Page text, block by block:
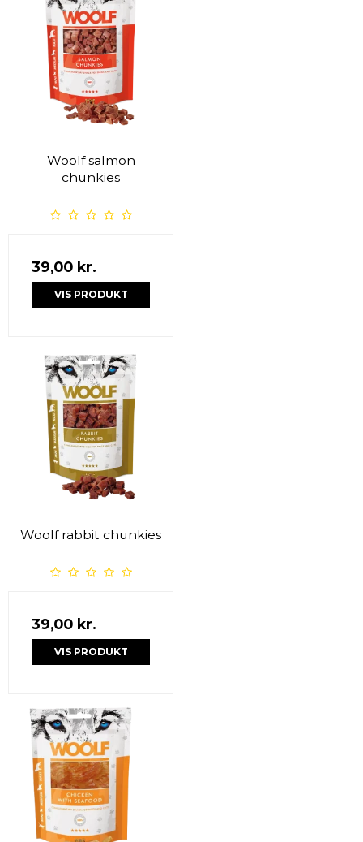
Woolf salmon
chunkies
39,00 kr.
VIS PRODUKT
Woolf rabbit chunkies
39,00 kr.
VIS PRODUKT